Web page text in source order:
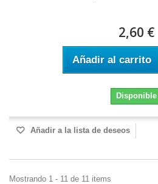
2,60 €
Añadir al carrito
Disponible
Añadir a la lista de deseos
Mostrando 1 - 11 de 11 items